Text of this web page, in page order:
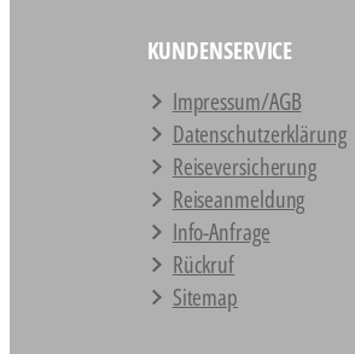
KUNDENSERVICE
Impressum/AGB
Datenschutz­erklärung
Reiseversicherung
Reiseanmeldung
Info-Anfrage
Rückruf
Sitemap